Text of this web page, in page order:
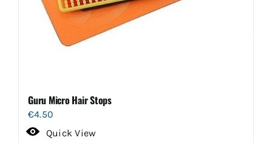
Guru Micro Hair Stops
€4.50
Quick View